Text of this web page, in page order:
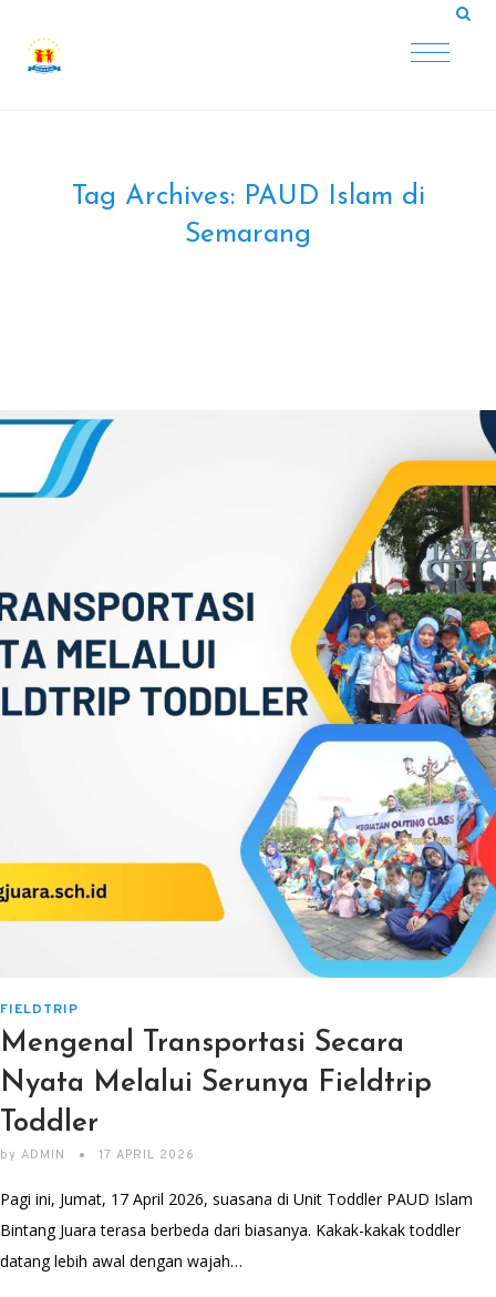
Tag Archives: PAUD Islam di
Semarang
FIELDTRIP
Mengenal Transportasi Secara
Nyata Melalui Serunya Fieldtrip
Toddler
by ADMIN 17 APRIL 2026
Pagi ini, Jumat, 17 April 2026, suasana di Unit Toddler PAUD Islam
Bintang Juara terasa berbeda dari biasanya. Kakak-kakak toddler
datang lebih awal dengan wajah…